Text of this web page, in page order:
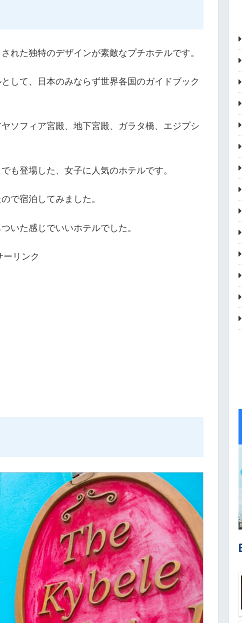
れた独特のデザインが素敵なプチホテルです。
して、日本のみならず世界各国のガイドブック
ソフィア宮殿、地下宮殿、ガラタ橋、エジプシ
も登場した、女子に人気のホテルです。
で宿泊してみました。
いた感じでいいホテルでした。
ーリンク